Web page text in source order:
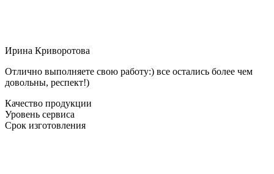
Ирина Криворотова
Отлично выполняете свою работу:) все остались более чем
довольны, респект!)
Качество продукции
Уровень сервиса
Срок изготовления